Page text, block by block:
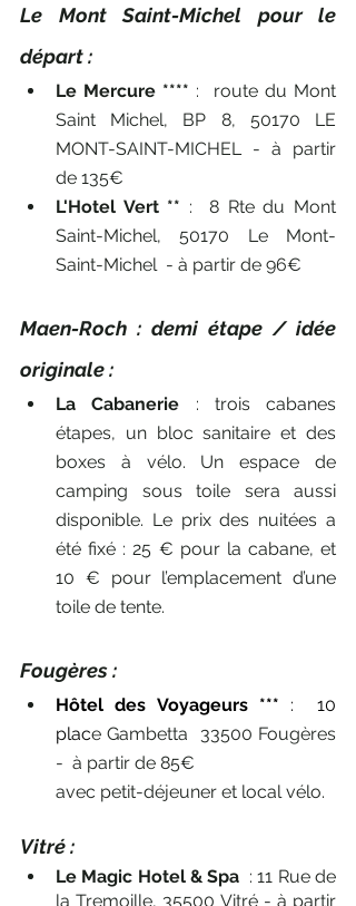
Le Mont Saint-Michel pour le
départ :
Le Mercure **** :  route du Mont
Saint Michel, BP 8, 50170 LE
MONT-SAINT-MICHEL - à partir
de 135€
L'Hotel Vert ** :  8 Rte du Mont
Saint-Michel, 50170 Le Mont-
Saint-Michel  - à partir de 96€
Maen-Roch : demi étape / idée
originale :
La Cabanerie : trois cabanes
étapes, un bloc sanitaire et des
boxes à vélo. Un espace de
camping sous toile sera aussi
disponible. Le prix des nuitées a
été fixé : 25 € pour la cabane, et
10 € pour l’emplacement d’une
toile de tente.
Fougères :
Hôtel des Voyageurs *** :  10
place Gambetta  33500 Fougères
-  à partir de 85€
avec petit-déjeuner et local vélo.
Vitré :
Le Magic Hotel & Spa
  : 11 Rue de
la Tremoille, 35500 Vitré - à partir